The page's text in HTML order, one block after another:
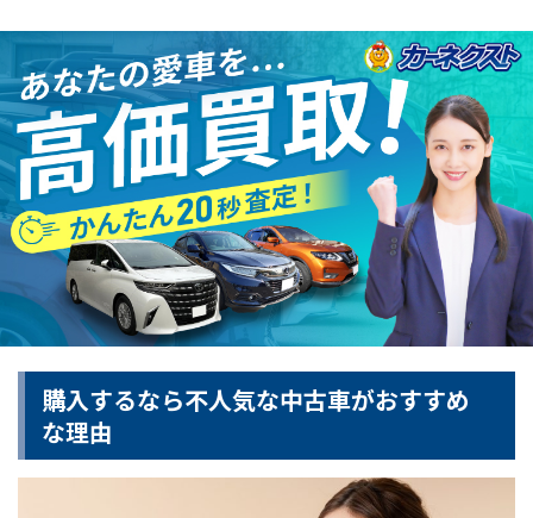
購入するなら不人気な中古車がおすすめ
な理由